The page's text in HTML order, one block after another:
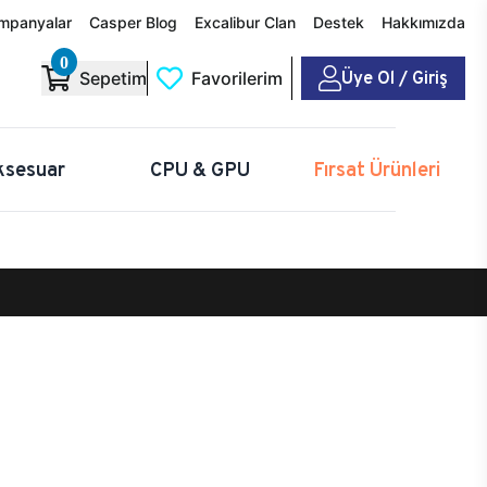
Casper Blog Excalibur Clan Destek Hakkımızda
0
Sepetim Favorilerim Üye Ol / Giriş
CPU & GPU Fırsat Ürünleri